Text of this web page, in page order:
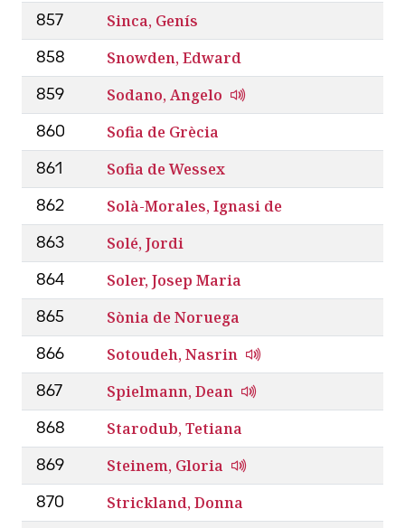
857 Sinca, Genís
858 Snowden, Edward
859 Sodano, Angelo
860 Sofia de Grècia
861 Sofia de Wessex
862 Solà-Morales, Ignasi de
863 Solé, Jordi
864 Soler, Josep Maria
865 Sònia de Noruega
866 Sotoudeh, Nasrin
867 Spielmann, Dean
868 Starodub, Tetiana
869 Steinem, Gloria
870 Strickland, Donna